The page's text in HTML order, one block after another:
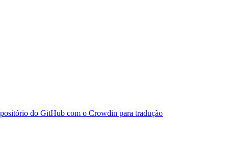
do GitHub com o Crowdin para tradução